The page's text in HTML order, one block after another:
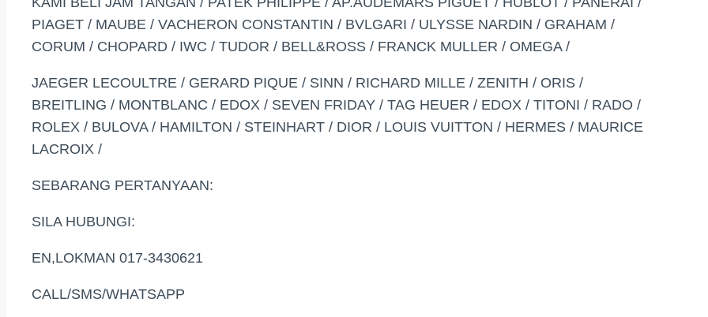
PIAGET / MAUBE / VACHERON CONSTANTIN / BVLGARI / ULYSSE NARDIN / GRAHAM /
CORUM / CHOPARD / IWC / TUDOR / BELL&ROSS / FRANCK MULLER / OMEGA /
JAEGER LECOULTRE / GERARD PIQUE / SINN / RICHARD MILLE / ZENITH / ORIS /
BREITLING / MONTBLANC / EDOX / SEVEN FRIDAY / TAG HEUER / EDOX / TITONI / RADO /
ROLEX / BULOVA / HAMILTON / STEINHART / DIOR / LOUIS VUITTON / HERMES / MAURICE
LACROIX /
SEBARANG PERTANYAAN:
SILA HUBUNGI:
EN,LOKMAN 017-3430621
CALL/SMS/WHATSAPP